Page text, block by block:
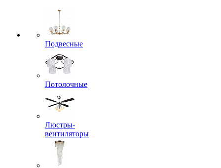
Подвесные
Потолочные
Люстры-
вентиляторы